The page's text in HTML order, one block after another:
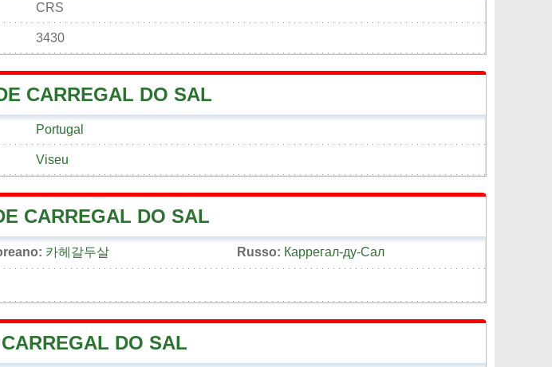
CRS
3430
CARREGAL DO SAL
Portugal
Viseu
CARREGAL DO SAL
카헤갈두살 Russo: Каррегал-ду-Сал
DO SAL